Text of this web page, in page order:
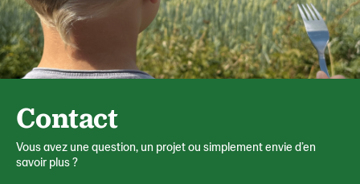
Contact
Vous avez une question, un projet ou simplement envie d’en
savoir plus ?